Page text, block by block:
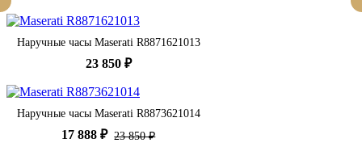
Наручные часы Maserati R8871621013
23 850 ₽
Наручные часы Maserati R8873621014
17 888 ₽ 23 850 ₽